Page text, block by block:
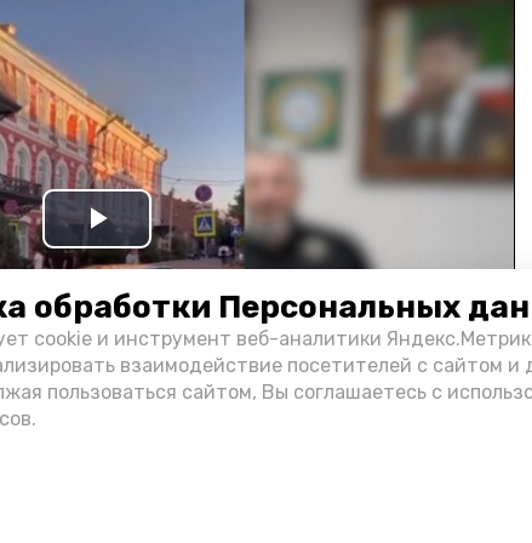
обработки Персональных
cookie и инструмент веб-аналитики
взаимодействие посетителей с сайтом и
пользоваться сайтом, Вы соглашаетесь с
Play
Video